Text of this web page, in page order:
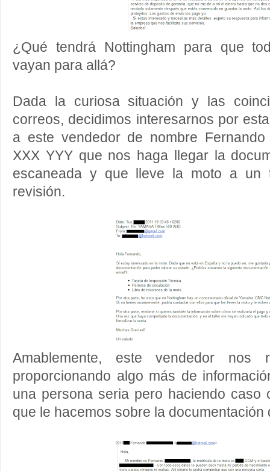
¿Qué tendrá Nottingham para que
vayan para allá?
Dada la curiosa situación y las
correos, decidimos interesarnos por
a este vendedor de nombre
XXX YYY que nos haga llegar la
escaneada y que lleve la moto a un
revisión.
Amablemente, este vendedor nos
proporcionando algo más de
una persona seria pero haciendo caso
que le hacemos sobre la documentación